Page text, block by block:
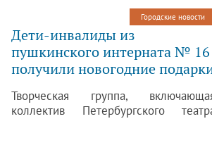
находившаяся в розыске, попадет
фонды Государственного
заповедника «Царское Село».
Городские новости
Дети-инвалиды из
пушкинского интерната № 16
получили новогодние
Творческая группа,
коллектив Петербургского